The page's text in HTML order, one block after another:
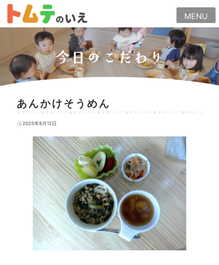
MENU
Skip
content
今日のこだわり
あんかけそうめん
2025年8月12日